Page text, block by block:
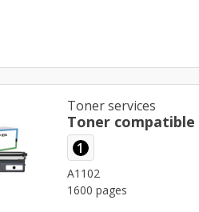
Toner services
Toner compatible
1
A1102
1600 pages